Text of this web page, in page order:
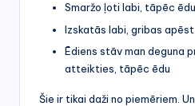
Smaržo ļoti labi, tāpēc ēdu
Izskatās labi, gribas apēst
Ēdiens stāv man deguna
atteikties, tāpēc ēdu
Šie ir tikai daži no piemēriem.